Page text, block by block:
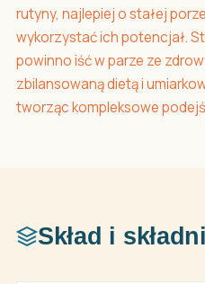
rutyny, najlepiej o stałej
wykorzystać ich potencjał.
powinno iść w parze ze
zbilansowaną dietą i
tworząc kompleksowe
Skład i